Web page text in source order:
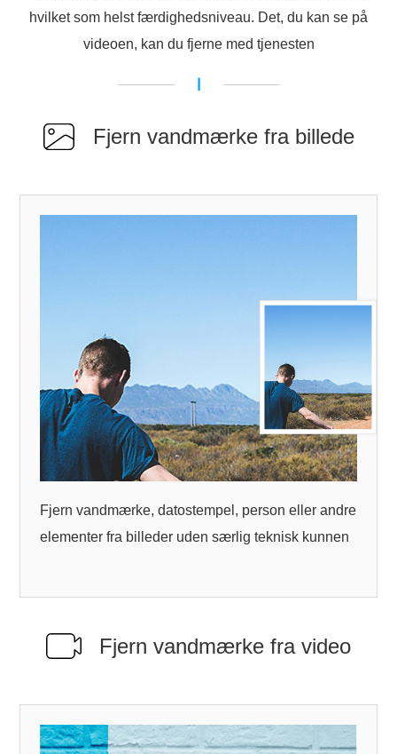
hvilket som helst færdighedsniveau. Det, du kan se på
videoen, kan du fjerne med tjenesten
Fjern vandmærke fra billede
Fjern vandmærke, datostempel, person eller andre
elementer fra billeder uden særlig teknisk kunnen
Fjern vandmærke fra video